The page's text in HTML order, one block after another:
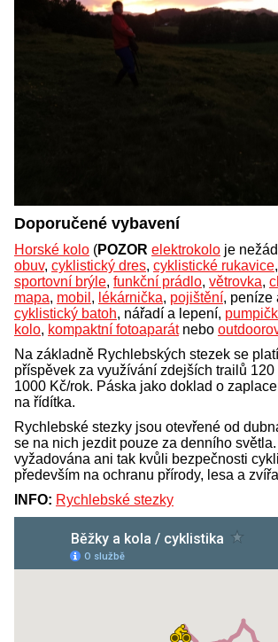
Doporučené vybavení
Horské kolo (POZOR elektrokolo je
obuv, cyklistický dres, cyklistické rukavice,
sportovní brýle, funkční prádlo, větrovka,
mapa, mobil , lékárnička, pojištění, peníze
cyklistický batoh, nářadí a lepení,
kolo, kompaktní fotoaparátnebo
Na základně Rychlebských stezek se
příspěvek za využívání zdejších trailů
1000 Kč/rok. Páska jako doklad o
na řídítka.
Rychlebské stezky jsou otevřené od
se na nich jezdit pouze za denního
vyžadována ani tak kvůli bezpečnosti
především na ochranu přírody, lesa a
INFO: Rychlebské stezky